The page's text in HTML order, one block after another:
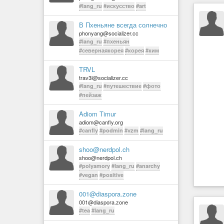
#lang_ru #искусство #art
В Пхеньяне всегда солнечно
phonyang@socializer.cc
#lang_ru #пхеньян
#севернаякорея #корея #ким
TRVL
trav3l@socializer.cc
#lang_ru #путешествие #фото
#пейзаж
Adiom Timur
adiom@canfly.org
#canfly #podmin #vzm #lang_ru
shoo@nerdpol.ch
shoo@nerdpol.ch
#polyamory #lang_ru #anarchy
#vegan #positive
001@diaspora.zone
001@diaspora.zone
#tea #lang_ru